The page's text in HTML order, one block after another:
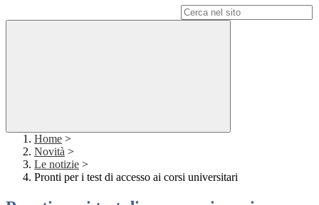
Home >
Novità >
Le notizie >
Pronti per i test di accesso ai corsi universitari